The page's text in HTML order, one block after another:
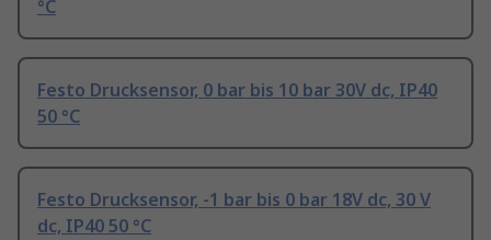
°C
Festo Drucksensor, 0 bar bis 10 bar 30V dc, IP40
50 °C
Festo Drucksensor, -1 bar bis 0 bar 18V dc, 30 V
dc, IP40 50 °C